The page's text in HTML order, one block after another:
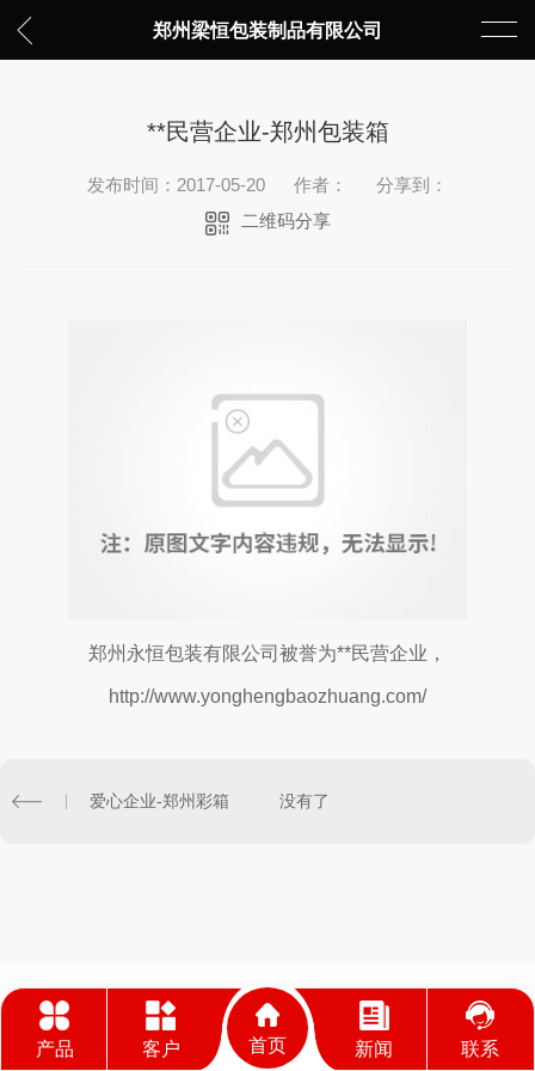
郑州梁恒包装制品有限公司
**民营企业-郑州包装箱
发布时间：2017-05-20 作者：
分享到：
二维码分享
郑州永恒包装有限公司 被誉为**民营企业 ，
http://www.yonghengbaozhuang.com/
爱心企业-郑州彩箱 没有了
首页
产品 客户 新闻 联系